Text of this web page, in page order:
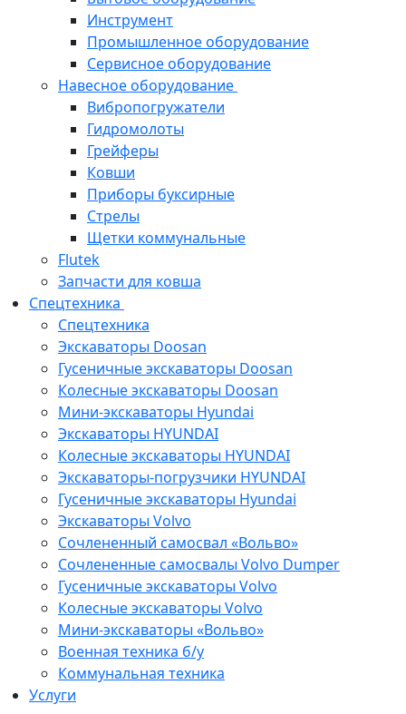
Инструмент
Промышленное оборудование
Сервисное оборудование
Навесное оборудование
Вибропогружатели
Гидромолоты
Грейферы
Ковши
Приборы буксирные
Стрелы
Щетки коммунальные
Flutek
Запчасти для ковша
Спецтехника
Спецтехника
Экскаваторы Doosan
Гусеничные экскаваторы Doosan
Колесные экскаваторы Doosan
Мини-экскаваторы Hyundai
Экскаваторы HYUNDAI
Колесные экскаваторы HYUNDAI
Экскаваторы-погрузчики HYUNDAI
Гусеничные экскаваторы Hyundai
Экскаваторы Volvo
Сочлененный самосвал «Вольво»
Сочлененные самосвалы Volvo Dumper
Гусеничные экскаваторы Volvo
Колесные экскаваторы Volvo
Мини-экскаваторы «Вольво»
Военная техника б/у
Коммунальная техника
Услуги